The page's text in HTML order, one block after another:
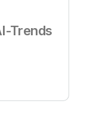
Trends